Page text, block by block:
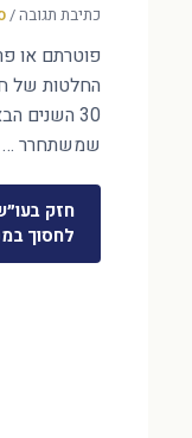
כתיבת תגובה/
החלטות של
30 השנים
שמשתחרר …
לחסוך